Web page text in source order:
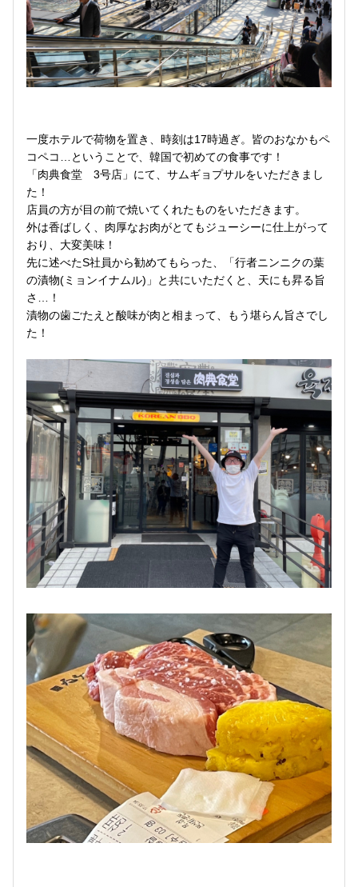
一度ホテルで荷物を置き、時刻は17時過ぎ。皆のおなかもペ
コペコ…ということで、韓国で初めての食事です！
「肉典食堂 3号店」にて、サムギョプサルをいただきまし
た！
店員の方が目の前で焼いてくれたものをいただきます。
外は香ばしく、肉厚なお肉がとてもジューシーに仕上がって
おり、大変美味！
先に述べたS社員から勧めてもらった、「行者ニンニクの葉
の漬物(ミョンイナムル)」と共にいただくと、天にも昇る旨
さ…！
漬物の歯ごたえと酸味が肉と相まって、もう堪らん旨さでし
た！